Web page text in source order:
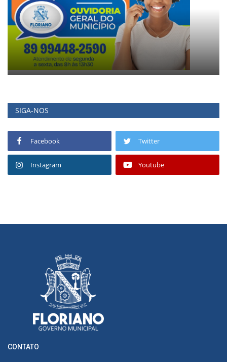
SIGA-NOS
Facebook Twitter
Instagram Youtube
CONTATO